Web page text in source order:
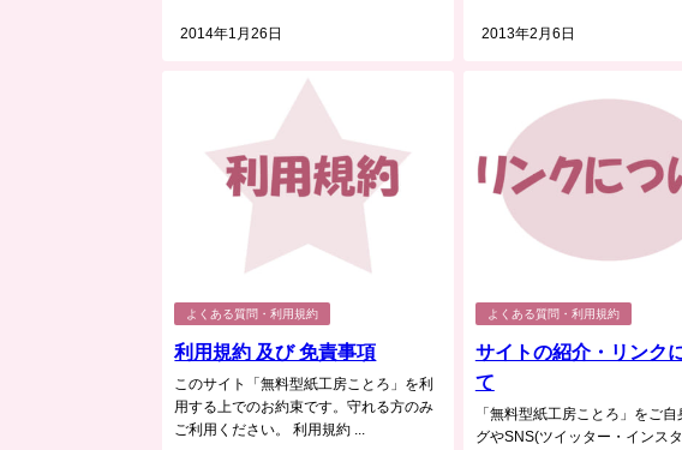
2014年1月26日 2013年2月6日
よくある質問・利用規約
利用規約 及び 免責事項
このサイト「無料型紙工房ことろ」を利
用する上でのお約束です。守れる方のみ
ご利用ください。 利用規約 ...
よくある質問・利用規約
サイトの紹介・リンク
て
「無料型紙工房ことろ」をご自
グやSNS(ツイッター・インス